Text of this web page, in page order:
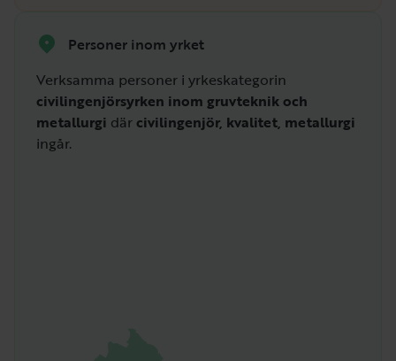
Personer inom yrket
Verksamma personer i yrkeskategorin
civilingenjörsyrken inom gruvteknik och
metallurgi där civilingenjör, kvalitet, metallurgi
ingår.